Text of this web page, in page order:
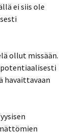
ei siis ole
ollut missään.
havaittavaan